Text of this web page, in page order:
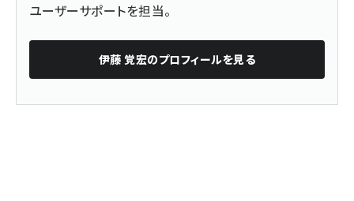
ユーザーサポートを担当。
伊藤 覚宏のプロフィールを見る